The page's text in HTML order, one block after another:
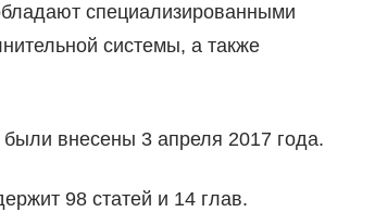
специализированными
системы, а также
внесены 3 апреля 2017 года.
98 статей и 14 глав.